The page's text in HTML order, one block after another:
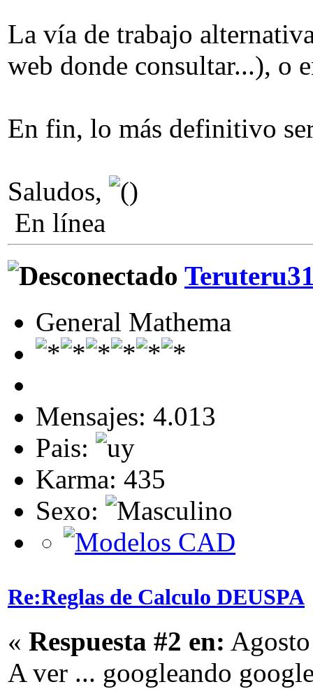
La vía de trabajo
web donde consultar...), o
En fin, lo más definitivo
Saludos,
En línea
General Mathema
Mensajes: 4.013
Pais:
Karma: 435
Sexo:
Re:Reglas de Calculo DEUSPA
« Respuesta #2 en:
A ver ... googleando